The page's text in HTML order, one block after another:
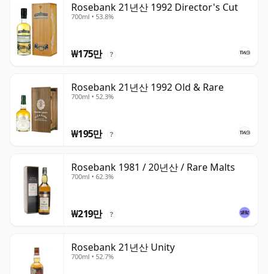
Rosebank 21년산 1992 Director's Cut
700ml • 53.8%
₩175만 ?
Rosebank 21년산 1992 Old & Rare
700ml • 52.3%
₩195만 ?
Rosebank 1981 / 20년산 / Rare Malts
700ml • 62.3%
₩219만 ?
Rosebank 21년산 Unity
700ml • 52.7%